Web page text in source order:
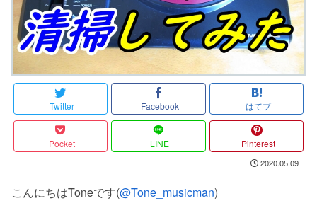
Twitter Facebook はてブ
Pocket LINE Pinterest
2020.05.09
こんにちはToneです(@Tone_musicman)